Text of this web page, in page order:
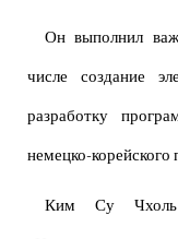
Он выполнил
числе создание
разработку
немецко-корейского
Ким Су Чхоль